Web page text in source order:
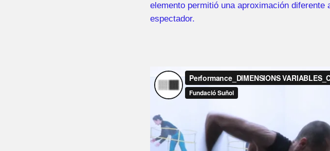
elemento permitió una aproximación
espectador.